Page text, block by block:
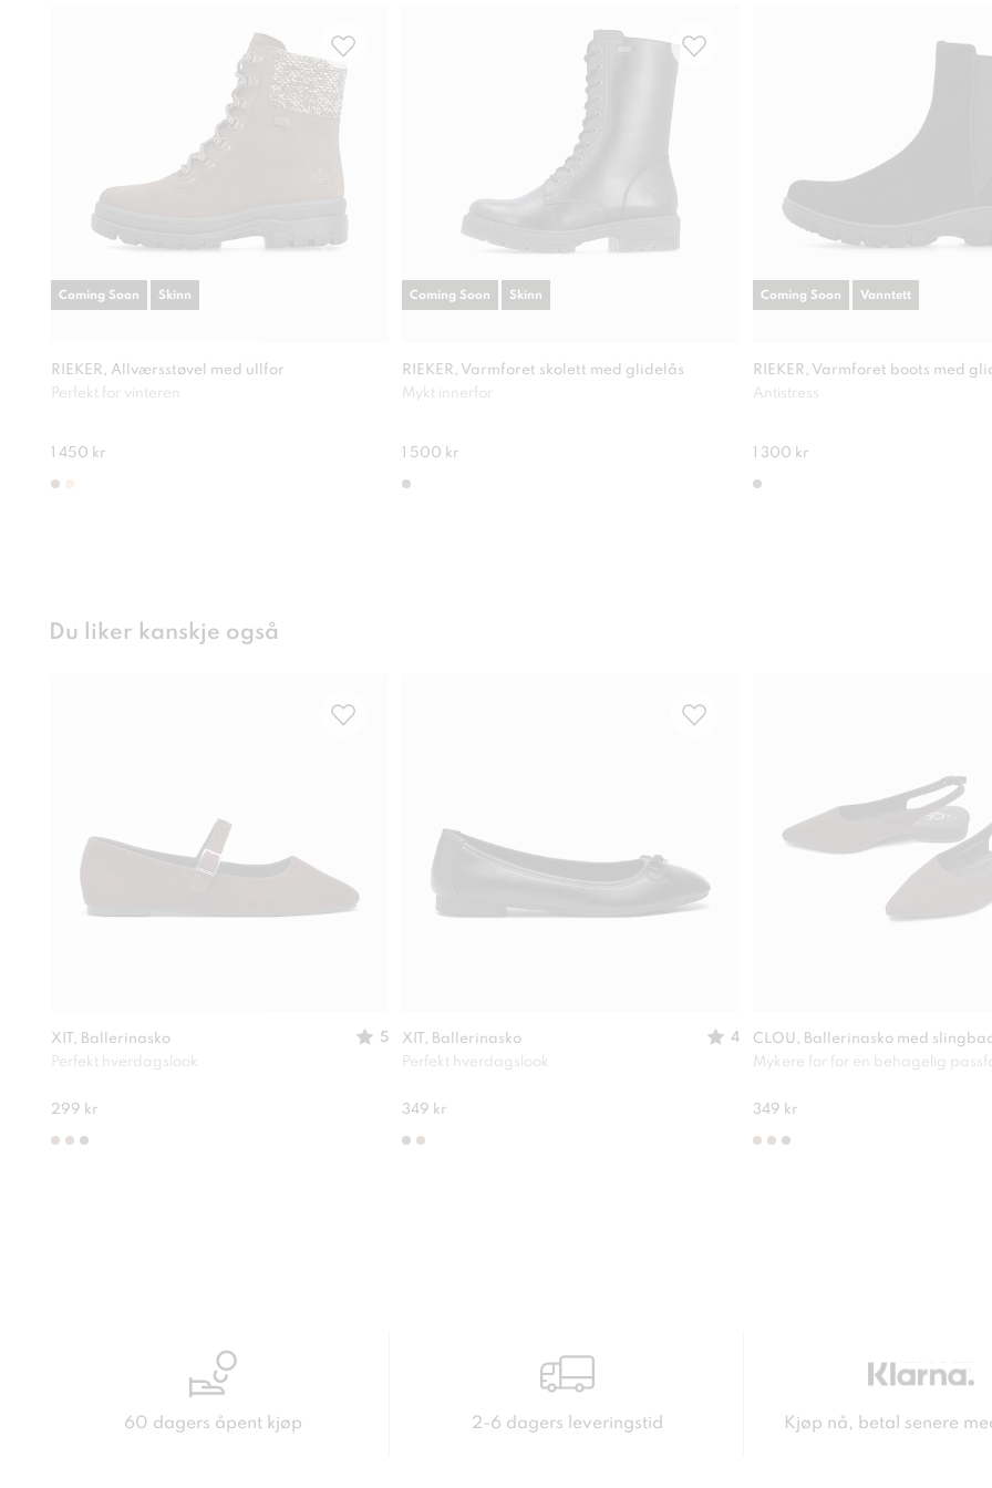
RIEKER, Allværsstøvel med ullfor
Perfekt for vinteren
1 450 kr
Coming Soon Skinn
RIEKER, Varmforet skolett med glidelås
Mykt innerfor
1 500 kr
Coming Soon Skinn
RIEKER, Varmforet boots med
Antistress
1 300 kr
Coming Soon Vanntett
Du liker kanskje også
XIT, Ballerinasko
5
Perfekt hverdagslook
299 kr
XIT, Ballerinasko
4
Perfekt hverdagslook
349 kr
CLOU, Ballerinasko med
Mykere for for en behagelig
349 kr
60 dagers åpent kjøp 2-6 dagers leveringstid Kjøp nå, betal senere